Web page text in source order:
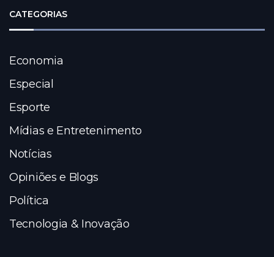
CATEGORIAS
Economia
Especial
Esporte
Mídias e Entretenimento
Notícias
Opiniões e Blogs
Política
Tecnologia & Inovação